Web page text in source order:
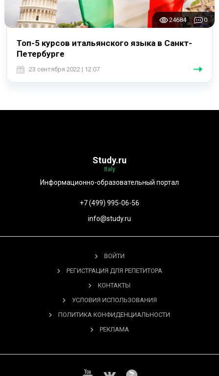
24684 0
Топ-5 курсов итальянского языка в Санкт-
Петербурге
23 сентября 2022 | 12:07
Study.ru
Italy
Информационно-образовательный портал
+7 (499) 995-06-56
info@study.ru
ВОЙТИ
РЕГИСТРАЦИЯ ДЛЯ РЕПЕТИТОРА
КОНТАКТЫ
УСЛОВИЯ ИСПОЛЬЗОВАНИЯ
ПОЛИТИКА КОНФИДЕНЦИАЛЬНОСТИ
РЕКЛАМА